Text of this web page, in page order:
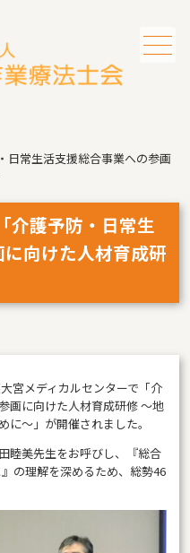
日常生活支援総合事業への参画
介護予防・日常生
向けた人材育成研
宮メディカルセンターで「介
画に向けた人材育成研修 ～地
～」が開催されました。
睦美先生をお呼びし、『総合
の理解を深めるため、総勢46